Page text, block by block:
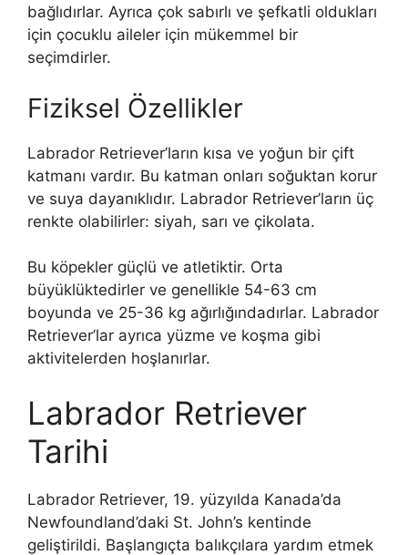
bağlıdırlar. Ayrıca çok sabırlı ve şefkatli oldukları
için çocuklu aileler için mükemmel bir
seçimdirler.
Fiziksel Özellikler
Labrador Retriever’ların kısa ve yoğun bir çift
katmanı vardır. Bu katman onları soğuktan korur
ve suya dayanıklıdır. Labrador Retriever’ların üç
renkte olabilirler: siyah, sarı ve çikolata.
Bu köpekler güçlü ve atletiktir. Orta
büyüklüktedirler ve genellikle 54-63 cm
boyunda ve 25-36 kg ağırlığındadırlar. Labrador
Retriever’lar ayrıca yüzme ve koşma gibi
aktivitelerden hoşlanırlar.
Labrador Retriever
Tarihi
Labrador Retriever, 19. yüzyılda Kanada’da
Newfoundland’daki St. John’s kentinde
geliştirildi. Başlangıçta balıkçılara yardım etmek